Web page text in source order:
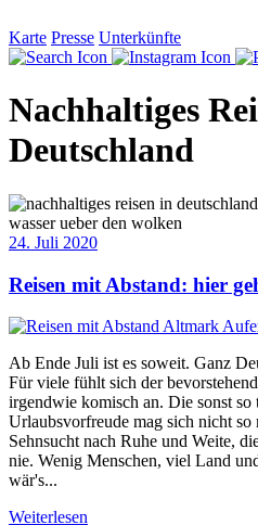
Karte Presse Unterkünfte
Nachhaltiges
Deutschland
24. Juli 2020
Reisen mit Abstand: hier
Ab Ende Juli ist es soweit. Ganz
Für viele fühlt sich der
irgendwie komisch an. Die sonst so
Urlaubsvorfreude mag sich nicht
Sehnsucht nach Ruhe und Weite,
nie. Wenig Menschen, viel Land
wär's...
Weiterlesen